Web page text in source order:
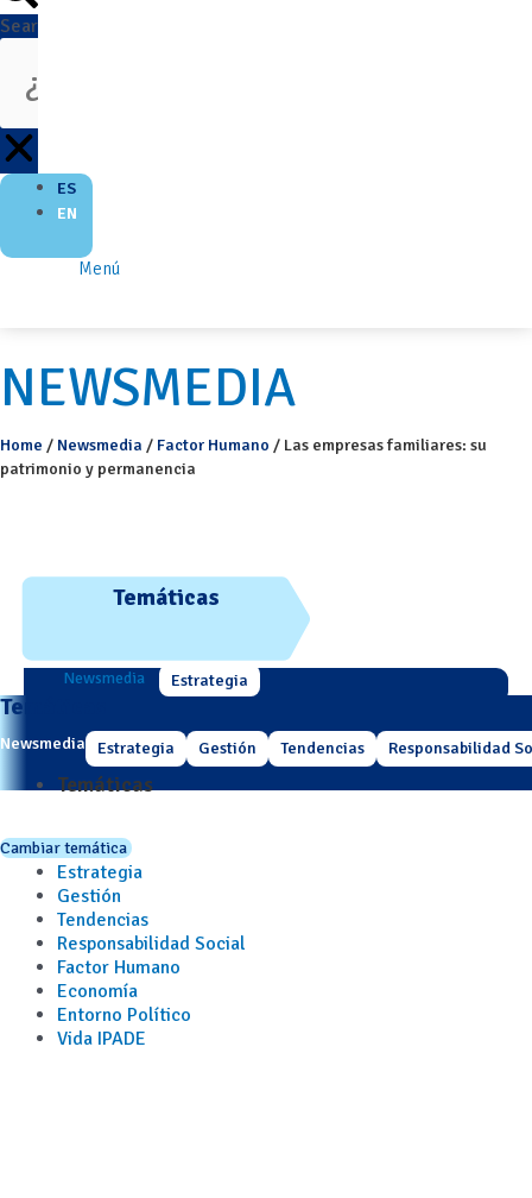
Search
ES
EN
Menú
NEWSMEDIA
Home / Newsmedia / Factor Humano / Las empresas familiares: su
patrimonio y permanencia
Temáticas
Newsmedia Estrategia
Temáticas
Newsmedia Estrategia Gestión Tendencias Responsabilidad
Temáticas
Cambiar temática
Estrategia
Gestión
Tendencias
Responsabilidad Social
Factor Humano
Economía
Entorno Político
Vida IPADE